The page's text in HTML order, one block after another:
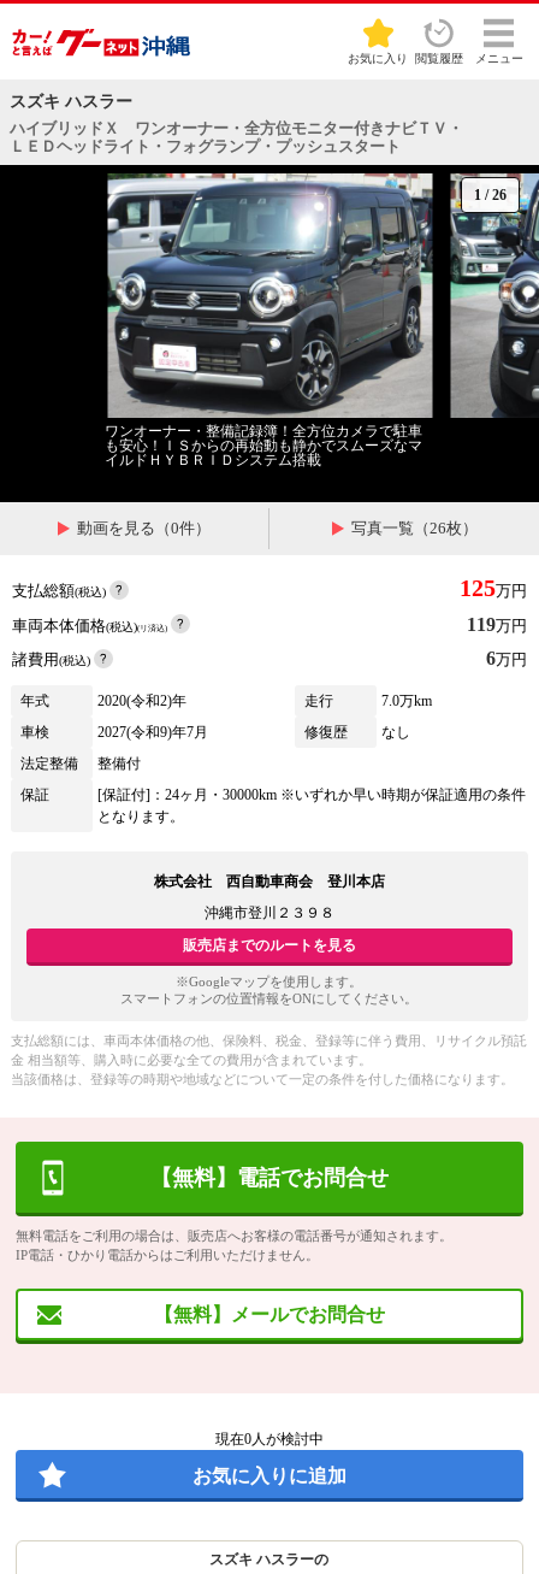
お気に入り 閲覧履歴 メニュー
スズキ ハスラー
ハイブリッドＸ ワンオーナー・全方位モニター付きナビＴＶ・
ＬＥＤヘッドライト・フォグランプ・プッシュスタート
1 /26
ワンオーナー・整備記録簿！全方位カメラで駐車
も安心！ＩＳからの再始動も静かでスムーズなマ
イルドＨＹＢＲＩＤシステム搭載
動画を見る（0件） 写真一覧（26枚）
支払総額(税込) 125万円
車両本体価格(税込)(リ済込) 119万円
諸費用(税込) 6万円
年式 2020(令和2)年 走行
7.0万km
車検
2027(令和9)年7月 修復歴
なし
法定整備
整備付
保証
[保証付]：24ヶ月・30000km ※いずれか早い時期が保証適用の条件
となります。
株式会社 西自動車商会 登川本店
沖縄市登川２３９８
販売店までのルートを見る
※Googleマップを使用します。
スマートフォンの位置情報をONにしてください。
支払総額には、車両本体価格の他、保険料、税金、登録等に伴う費用、リサイクル預託
金 相当額等、購入時に必要な全ての費用が含まれています。
当該価格は、登録等の時期や地域などについて一定の条件を付した価格になります。
【無料】電話でお問合せ
無料電話をご利用の場合は、販売店へお客様の電話番号が通知されます。
IP電話・ひかり電話からはご利用いただけません。
【無料】メールでお問合せ
現在0人が検討中
お気に入りに追加
スズキ ハスラーの